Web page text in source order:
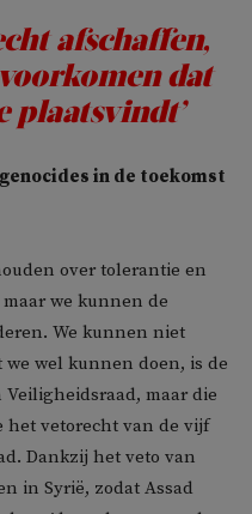
afschaffen,
dat
plaatsvindt’
in de toekomst
over tolerantie en
we kunnen de
We kunnen niet
wel kunnen doen, is de
maar die
het vetorecht van de vijf
Dankzij het veto van
in Syrië, zodat Assad